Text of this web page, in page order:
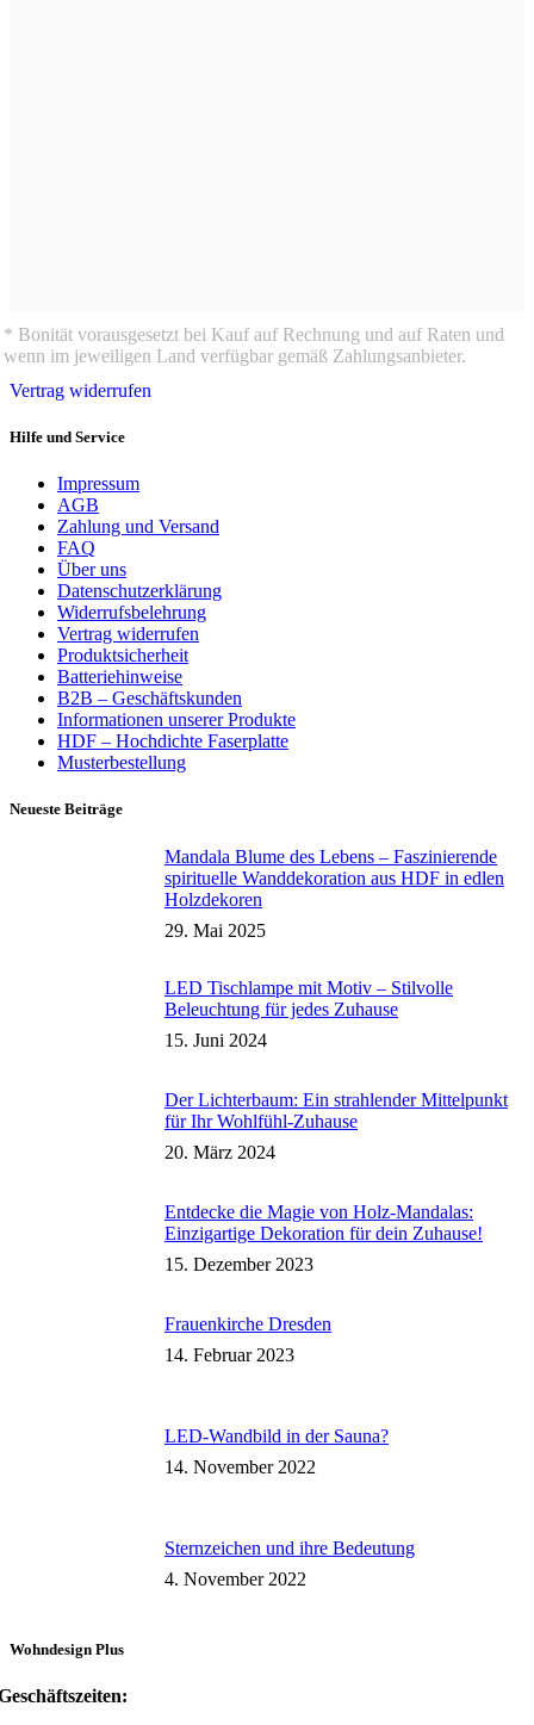
* Bonität vorausgesetzt bei Kauf auf Rechnung und auf Raten und
wenn im jeweiligen Land verfügbar gemäß Zahlungsanbieter.
Vertrag widerrufen
Hilfe und Service
Impressum
AGB
Zahlung und Versand
FAQ
Über uns
Datenschutzerklärung
Widerrufsbelehrung
Vertrag widerrufen
Produktsicherheit
Batteriehinweise
B2B – Geschäftskunden
Informationen unserer Produkte
HDF – Hochdichte Faserplatte
Musterbestellung
Neueste Beiträge
Mandala Blume des Lebens – Faszinierende
spirituelle Wanddekoration aus HDF in edlen
Holzdekoren
29. Mai 2025
LED Tischlampe mit Motiv – Stilvolle
Beleuchtung für jedes Zuhause
15. Juni 2024
Der Lichterbaum: Ein strahlender Mittelpunkt
für Ihr Wohlfühl-Zuhause
20. März 2024
Entdecke die Magie von Holz-Mandalas:
Einzigartige Dekoration für dein Zuhause!
15. Dezember 2023
Frauenkirche Dresden
14. Februar 2023
LED-Wandbild in der Sauna?
14. November 2022
Sternzeichen und ihre Bedeutung
4. November 2022
Wohndesign Plus